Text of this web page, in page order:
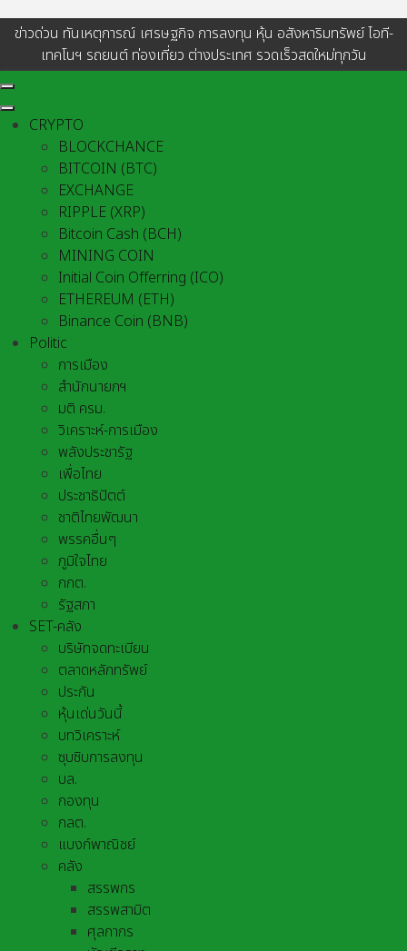
ข่าวด่วน ทันเหตุการณ์ เศรษฐกิจ การลงทุน หุ้น อสังหาริมทรัพย์ ไอที-
เทคโนฯ รถยนต์ ท่องเที่ยว ต่างประเทศ รวดเร็วสดใหม่ทุกวัน
CRYPTO
BLOCKCHANCE
BITCOIN (BTC)
EXCHANGE
RIPPLE (XRP)
Bitcoin Cash (BCH)
MINING COIN
Initial Coin Offerring (ICO)
ETHEREUM (ETH)
Binance Coin (BNB)
Politic
การเมือง
สำนักนายกฯ
มติ ครม.
วิเคราะห์-การเมือง
พลังประชารัฐ
เพื่อไทย
ประชาธิปัตต์
ชาติไทยพัฒนา
พรรคอื่นๆ
ภูมิใจไทย
กกต.
รัฐสภา
SET-คลัง
บริษัทจดทะเบียน
ตลาดหลักทรัพย์
ประกัน
หุ้นเด่นวันนี้
บทวิเคราะห์
ซุบซิบการลงทุน
บล.
กองทุน
กลต.
แบงก์พาณิชย์
คลัง
สรรพกร
สรรพสามิต
ศุลกากร